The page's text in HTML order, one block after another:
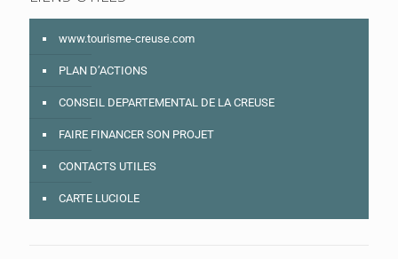
www.tourisme-creuse.com
PLAN D’ACTIONS
CONSEIL DEPARTEMENTAL DE LA CREUSE
FAIRE FINANCER SON PROJET
CONTACTS UTILES
CARTE LUCIOLE